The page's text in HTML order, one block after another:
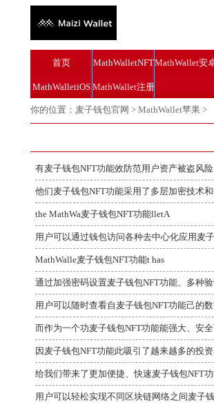
首页 MathWalletNFTMathWallet安
MathWalletiOS MathWallet注册
你的位置： 麦子钱包官网 > MathWallet苹果 >
有麦子钱包NFT功能效防范用户资产被盗风险
他们麦子钱包NFT功能采用了多层加密技术
the MathWa麦子钱包NFT功能lletA
用户可以通过钱包访问各种去中心化应用麦
MathWalle麦子钱包NFT功能t has
通过加强密码设置麦子钱包NFT功能、多种验
用户可以随时查看自麦子钱包NFT功能己的
而作为一个功麦子钱包NFT功能能强大、安
因麦子钱包NFT功能此吸引了越来越多的投
给我们带来了更加便捷、快速麦子钱包NFT
用户可以轻松实现不同区块链网络之间麦子